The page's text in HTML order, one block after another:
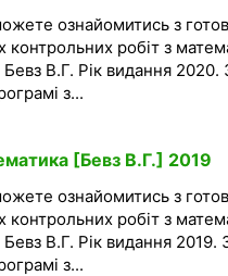
ознайомитись з
контрольних робіт з
В.Г. Рік видання 2020.
з...
[Бевз В.Г.] 2019
ознайомитись з
контрольних робіт з
В.Г. Рік видання 2019.
з...